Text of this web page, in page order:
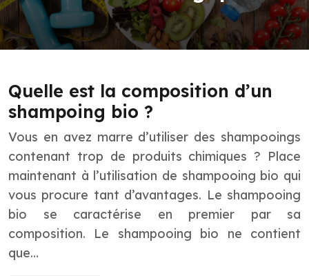
Quelle est la composition d’un
shampoing bio ?
Vous en avez marre d’utiliser des shampooings
contenant trop de produits chimiques ? Place
maintenant à l’utilisation de shampooing bio qui
vous procure tant d’avantages. Le shampooing
bio se caractérise en premier par sa
composition. Le shampooing bio ne contient
que…